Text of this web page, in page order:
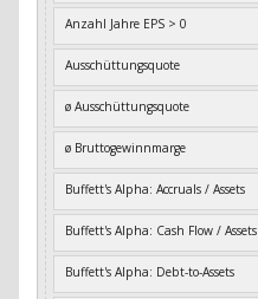
Anzahl Jahre EPS > 0
Ausschüttungsquote
ø Ausschüttungsquote
ø Bruttogewinnmarge
Buffett's Alpha: Accruals / Assets
Buffett's Alpha: Cash Flow / Assets
Buffett's Alpha: Debt-to-Assets